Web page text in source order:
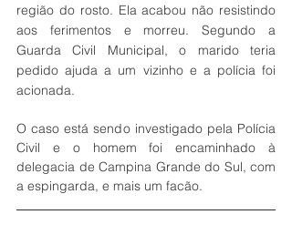
região do rosto. Ela acabou não resistindo
aos ferimentos e morreu. Segundo a
Guarda Civil Municipal, o marido teria
pedido ajuda a um vizinho e a polícia foi
acionada.
O caso está sendo investigado pela Polícia
Civil e o homem foi encaminhado à
delegacia de Campina Grande do Sul, com
a espingarda, e mais um facão.